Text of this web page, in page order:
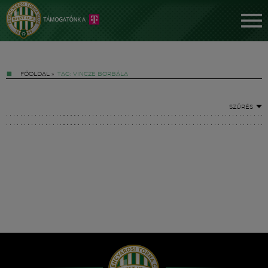
FŐOLDAL » TAG: VINCZE BORBÁLA
SZŰRÉS
Hírek